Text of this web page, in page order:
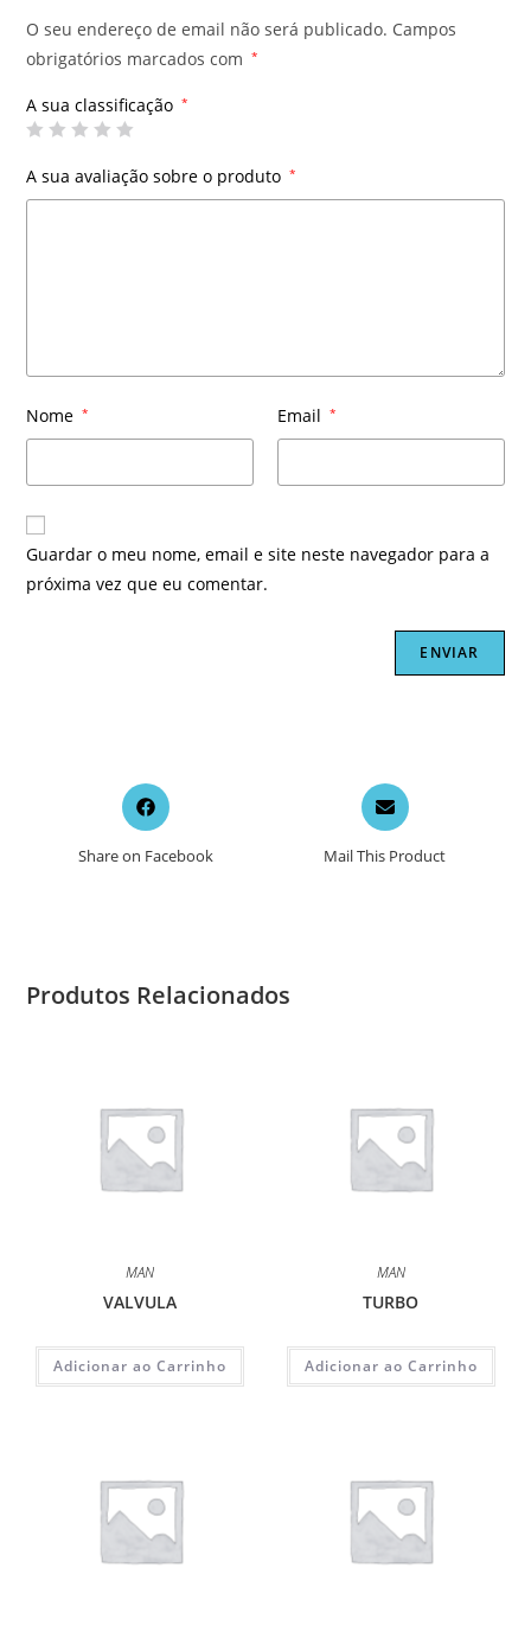
O seu endereço de email não será publicado. Campos
obrigatórios marcados com
*
A sua classificação *
A sua avaliação sobre o produto *
Nome * Email *
Guardar o meu nome, email e site neste navegador para a
próxima vez que eu comentar.
Opens
in
new
Share on Facebook
Opens
in
a
new
Mail This Product
Produtos Relacionados
MAN
VALVULA
Adicionar ao Carrinho
MAN
TURBO
Adicionar ao Carrinho